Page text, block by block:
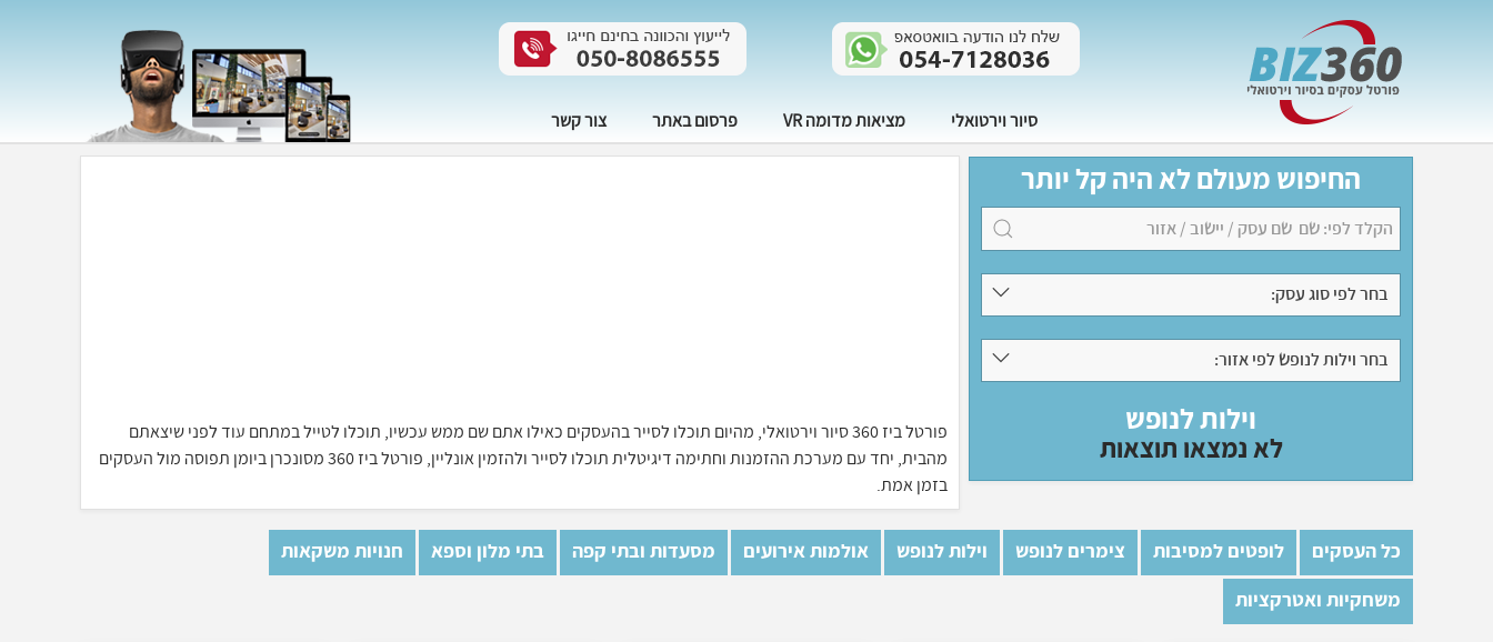
סיור וירטואלי מציאות מדומה VR פרסום באתר צור קשר
פורטל ביז 360 סיור וירטואלי, מהיום תוכלו לסייר בהעסקים כאילו אתם שם ממש עכשיו, תוכלו לטייל במתחם עוד לפני שיצאתם
מהבית, יחד עם מערכת ההזמנות וחתימה דיגיטלית תוכלו לסייר ולהזמין אונליין, פורטל ביז 360 מסונכרן ביומן תפוסה מול העסקים
בזמן אמת.
החיפוש מעולם לא היה קל יותר
בחר לפי סוג עסק:
בחר וילות לנופש לפי אזור:
וילות לנופש
לא נמצאו תוצאות
כל העסקים לופטים למסיבות צימרים לנופש וילות לנופש אולמות אירועים מסעדות ובתי קפה בתי מלון וספא
חנויות משקאות
משחקיות ואטרקציות